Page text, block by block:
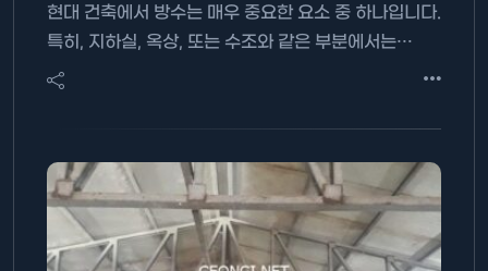
현대 건축에서 방수는 매우 중요한 요소 중 하나입니다.
특히, 지하실, 옥상, 또는 수조와 같은 부분에서는…